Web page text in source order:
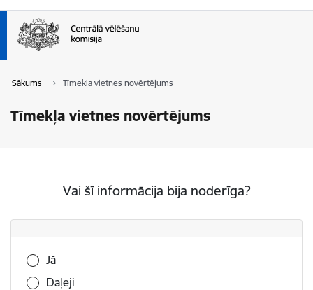
Sākums Tīmekļa vietnes novērtējums
Tīmekļa vietnes novērtējums
Vai šī informācija bija noderīga?
Vai šī informācija bija noderīga?
Jā
Daļēji